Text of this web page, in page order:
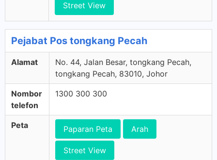
Street View
Pejabat Pos tongkang Pecah
Alamat
No. 44, Jalan Besar, tongkang Pecah,
tongkang Pecah, 83010, Johor
Nombor
telefon
1300 300 300
Peta Paparan Peta Arah
Street View